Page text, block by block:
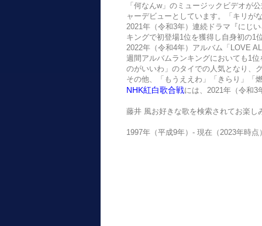
「何なんw」のミュージックビデオが
ャーデビューとしています。「キリが
2021年（令和3年）連続ドラマ『にじ
キングで初登場1位を獲得し自身初の1
2022年（令和4年）アルバム「LOVE
週間アルバムランキングにおいても1
のがいいわ」のタイでの人気となり、
その他、「もうええわ」「きらり」「
NHK紅白歌合戦には、2021年（令和3
藤井 風お好きな歌を検索されてお楽し
1997年（平成9年）- 現在（2023年時点）